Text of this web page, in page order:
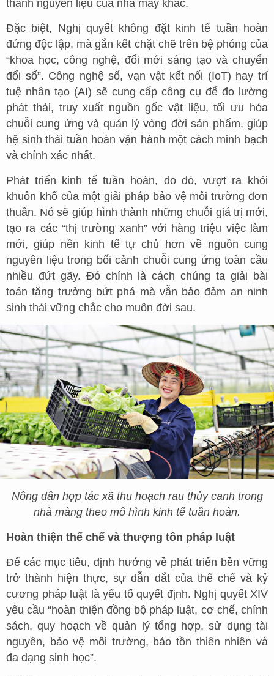
thành nguyên liệu của nhà máy khác.
Đặc biệt, Nghị quyết không đặt kinh tế tuần hoàn
đứng độc lập, mà gắn kết chặt chẽ trên bệ phóng của
“khoa học, công nghệ, đổi mới sáng tạo và chuyển
đổi số”. Công nghệ số, vạn vật kết nối (IoT) hay trí
tuệ nhân tạo (AI) sẽ cung cấp công cụ để đo lường
phát thải, truy xuất nguồn gốc vật liệu, tối ưu hóa
chuỗi cung ứng và quản lý vòng đời sản phẩm, giúp
hệ sinh thái tuần hoàn vận hành một cách minh bạch
và chính xác nhất.
Phát triển kinh tế tuần hoàn, do đó, vượt ra khỏi
khuôn khổ của một giải pháp bảo vệ môi trường đơn
thuần. Nó sẽ giúp hình thành những chuỗi giá trị mới,
tạo ra các “thị trường xanh” với hàng triệu việc làm
mới, giúp nền kinh tế tự chủ hơn về nguồn cung
nguyên liệu trong bối cảnh chuỗi cung ứng toàn cầu
nhiều đứt gãy. Đó chính là cách chúng ta giải bài
toán tăng trưởng bứt phá mà vẫn bảo đảm an ninh
sinh thái vững chắc cho muôn đời sau.
Nông dân hợp tác xã thu hoạch rau thủy canh trong
nhà màng theo mô hình kinh tế tuần hoàn.
Hoàn thiện thể chế và thượng tôn pháp luật
Để các mục tiêu, định hướng về phát triển bền vững
trở thành hiện thực, sự dẫn dắt của thể chế và kỷ
cương pháp luật là yếu tố quyết định. Nghị quyết XIV
yêu cầu “hoàn thiện đồng bộ pháp luật, cơ chế, chính
sách, quy hoạch về quản lý tổng hợp, sử dụng tài
nguyên, bảo vệ môi trường, bảo tồn thiên nhiên và
đa dạng sinh học”.